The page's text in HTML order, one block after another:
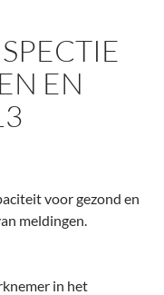
EN
voor gezond en
meldingen.
in het